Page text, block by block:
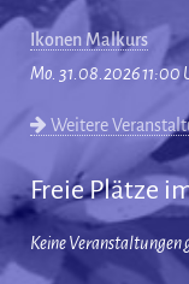
Ikonen Malkurs
Mo. 31.08.2026 11:00
Weitere
Freie Plätze
Keine Veranstaltungen